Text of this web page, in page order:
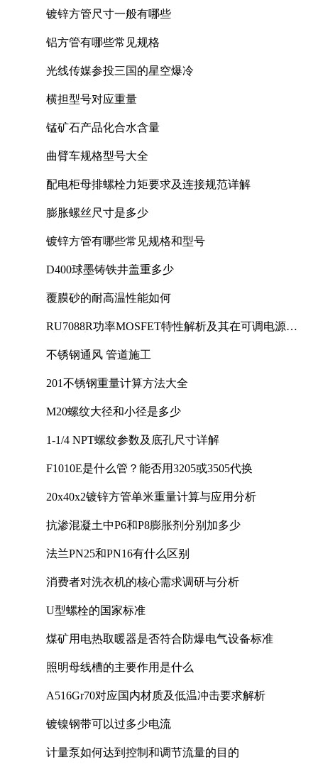
镀锌方管尺寸一般有哪些
铝方管有哪些常见规格
光线传媒参投三国的星空爆冷
横担型号对应重量
锰矿石产品化合水含量
曲臂车规格型号大全
配电柜母排螺栓力矩要求及连接规范详解
膨胀螺丝尺寸是多少
镀锌方管有哪些常见规格和型号
D400球墨铸铁井盖重多少
覆膜砂的耐高温性能如何
RU7088R功率MOSFET特性解析及其在可调电源设
不锈钢通风 管道施工
201不锈钢重量计算方法大全
M20螺纹大径和小径是多少
1-1/4 NPT螺纹参数及底孔尺寸详解
F1010E是什么管？能否用3205或3505代换
20x40x2镀锌方管单米重量计算与应用分析
抗渗混凝土中P6和P8膨胀剂分别加多少
法兰PN25和PN16有什么区别
消费者对洗衣机的核心需求调研与分析
U型螺栓的国家标准
煤矿用电热取暖器是否符合防爆电气设备标准
照明母线槽的主要作用是什么
A516Gr70对应国内材质及低温冲击要求解析
镀镍钢带可以过多少电流
计量泵如何达到控制和调节流量的目的